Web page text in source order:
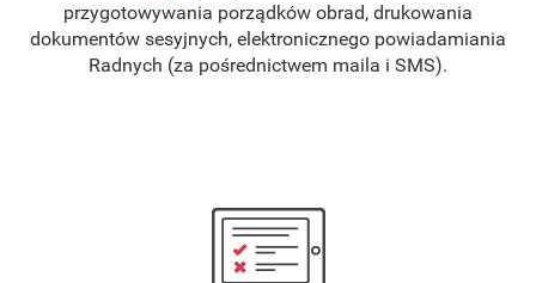
przygotowywania porządków obrad, drukowania
dokumentów sesyjnych, elektronicznego powiadamiania
Radnych (za pośrednictwem maila i SMS).